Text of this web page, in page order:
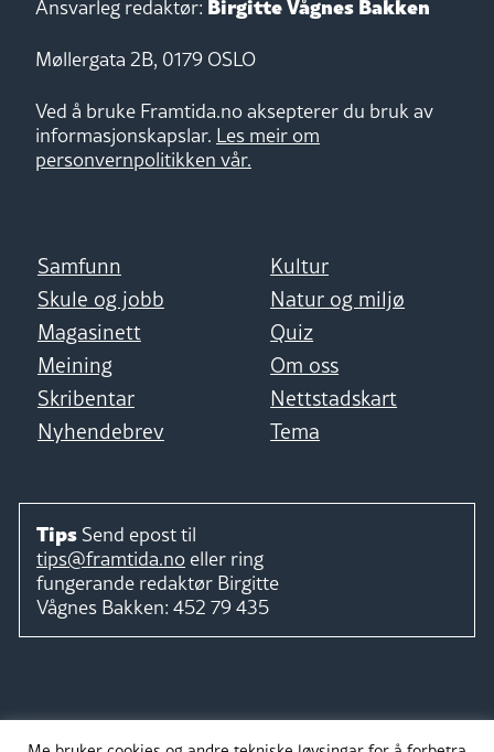
Ansvarleg redaktør:
Møllergata 2B, 0179 OSLO
Ved å bruke Framtida.no aksepterer du bruk av
informasjonskapslar. Les meir om
personvernpolitikken vår.
Samfunn
Kultur
Skule og jobb
Natur og miljø
Magasinett
Quiz
Meining
Om oss
Skribentar
Nettstadskart
Nyhendebrev
Tema
Tips Send epost til
tips@framtida.no eller ring
fungerande redaktør Birgitte
Vågnes Bakken: 452 79 435